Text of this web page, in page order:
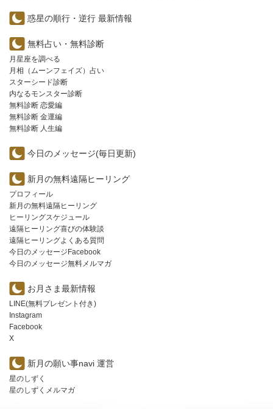
惑星の順行・逆行 最新情報
無料占い・無料診断
月星座を調べる
月相（ムーンフェイズ）占い
スターシード診断
内なるモンスター診断
無料診断 恋愛編
無料診断 金運編
無料診断 人生編
今日のメッセージ(毎日更新)
新月の無料遠隔ヒーリング
プロフィール
新月の無料遠隔ヒーリング
ヒーリングスケジュール
遠隔ヒーリング喜びの体験談
遠隔ヒーリングよくある質問
今日のメッセージFacebook
今日のメッセージ無料メルマガ
お月さま最新情報
LINE(無料プレゼント付き)
Instagram
Facebook
X
新月の願い事navi 運営
星のしずく
星のしずくメルマガ